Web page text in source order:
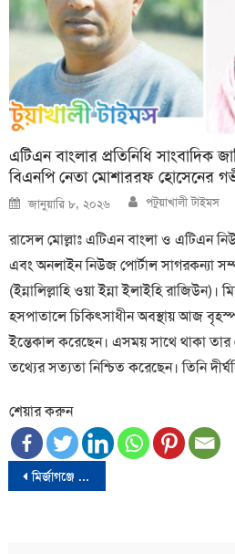
এটিএন বাংলার প্রতিনিধি সাংবাদিক
বিএনপি নেতা মোশাররফ হোসেনের
Posted
on
জানুয়ারি ৮, ২০২৬ Author
পটুয়াখালী টাইমস
রাসেল মোল্লাঃ এটিএন বাংলা ও এটিএন
এবং অনলাইন নিউজ পোর্টাল সাগরকন্যা
(ইন্নালিল্লাহি ওয়া ইন্না ইলাইহি রাজিউন)।
হসপাতালে চিকিৎসাধীন অবস্থায় আজ
ইন্তেকাল করেছেন। এসময় সাথে থাকা
তথ্যের সত্যতা নিশ্চিত করেছেন। তিনি
শেয়ার করুন
Post
মির্জাগঞ্জে ডান্ডাবেড়ি নিয়েই বাবার জানাজায় ছাত্রদল নেতা